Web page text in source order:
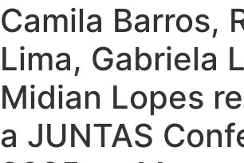
Camila Barros,
Lima, Gabriela
Midian Lopes
a JUNTAS